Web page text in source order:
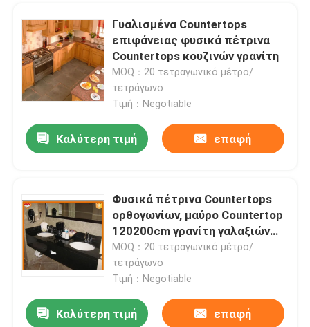
Γυαλισμένα Countertops
επιφάνειας φυσικά πέτρινα
Countertops κουζινών γρανίτη
MOQ：20 τετραγωνικό μέτρο/
τετράγωνο
Τιμή：Negotiable
Καλύτερη τιμή επαφή
Φυσικά πέτρινα Countertops
ορθογωνίων, μαύρο Countertop
120200cm γρανίτη γαλαξιών
μήκος
MOQ：20 τετραγωνικό μέτρο/
τετράγωνο
Τιμή：Negotiable
Καλύτερη τιμή επαφή